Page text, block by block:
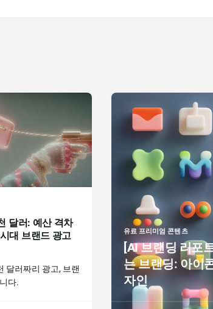
달러: 예산 격차
대 브랜드 광고
달러짜리 광고, 브랜
다.
유료 프리미엄 콘텐츠
[AI 브랜딩 리포
는 브랜딩: 아이
자인